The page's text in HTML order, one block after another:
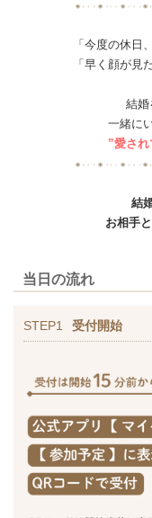
「今度の休日
「早く顔が見
結婚
一緒に
”愛さ
結
お相手
当日の流れ
STEP1 受付開始